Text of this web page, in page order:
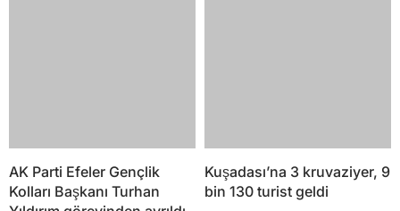
Yıldırım görevinden ayrıldı